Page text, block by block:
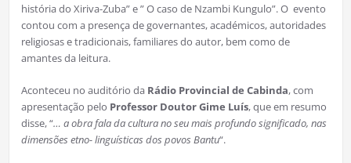
história do Xiriva-Zuba” e ” O caso de Nzambi Kungulo”. O evento
contou com a presença de governantes, académicos, autoridades
religiosas e tradicionais, familiares do autor, bem como de
amantes da leitura.
Aconteceu no auditório da Rádio Provincial de Cabinda, com
apresentação pelo Professor Doutor Gime Luís, que em resumo
disse, “… a obra fala da cultura no seu mais profundo significado, nas
dimensões etno- linguísticas dos povos Bantu“.